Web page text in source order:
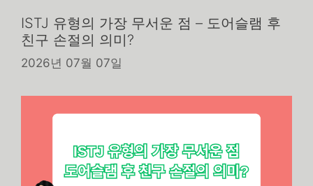
ISTJ 유형의 가장 무서운 점 – 도어슬램 후
친구 손절의 의미?
2026년 07월 07일